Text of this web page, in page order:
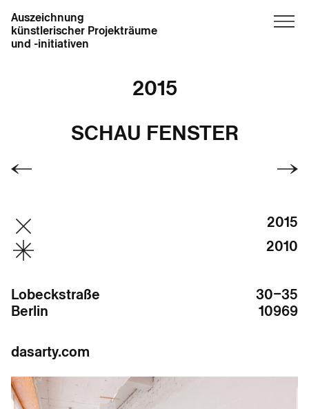
Auszeichnung
künstlerischer Projekträume
und -initiativen
2015
SCHAU FENSTER
2015
2010
Lobeckstraße
30–35
Berlin
10969
dasarty.com